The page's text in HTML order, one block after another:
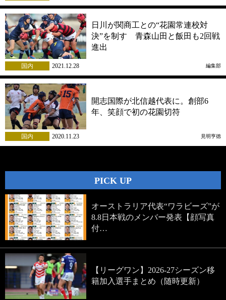
日川が関商工との“花園常連校対
決”を制す 青森山田と飯田も2回戦
進出
国内 2021.12.28 編集部
開志国際が北信越代表に。創部6
年、笑顔で初の花園切符
国内 2020.11.23 見明亨徳
PICK UP
オーストラリア代表“ワラビーズ”が
8.8日本戦のメンバー発表【顔写真
付…
【リーグワン】2026-27シーズン移
籍加入選手まとめ（随時更新）